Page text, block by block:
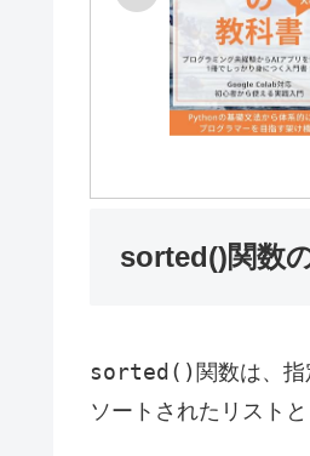
sorted()関数
sorted() 関数は、
ソートされたリストと